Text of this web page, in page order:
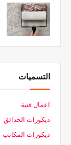
التسميات
اعمال فنية
ديكورات الحدائق
ديكورات المكاتب